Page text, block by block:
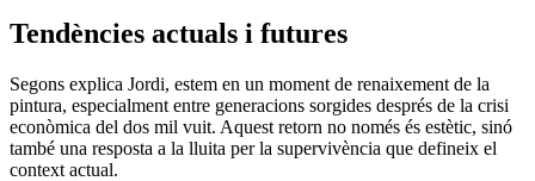
Tendències actuals i futures
Segons explica Jordi, estem en un moment de renaixement de la
pintura, especialment entre generacions sorgides després de la crisi
econòmica del dos mil vuit. Aquest retorn no només és estètic, sinó
també una resposta a la lluita per la supervivència que defineix el
context actual.